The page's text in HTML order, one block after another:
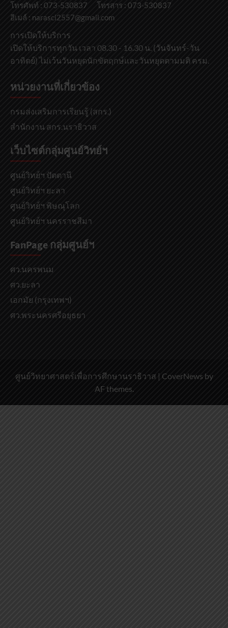
โทรศัพท์ : 073-530837 โทรสาร : 073-530837
อีเมล์ : narasci2557@gmail.com
การเปิดให้บริการ
เปิดให้บริการทุกวัน เวลา 08.30 - 16.30 น. (วันจันทร์-วัน
อาทิตย์) ไม่เว้นวันหยุดนักขัตฤกษ์และวันหยุดตามมติ ครม.
หน่วยงานที่เกี่ยวข้อง
กรมส่งเสริมการเรียนรู้ (สกร.)
สำนักงาน สกร.นราธิวาส
เว็บไซต์กลุ่มศูนย์วิทย์ฯ
ศูนย์วิทย์ฯ ปัตตานี
ศูนย์วิทย์ฯ ยะลา
ศูนย์วิทย์ฯ พิษณุโลก
ศูนย์วิทย์ฯ นครราชสีมา
FanPage กลุ่มศูนย์ฯ
ศว.นครพนม
ศว.ยะลา
เอกมัย (กรุงเทพฯ)
ศว.พระนครศรีอยุธยา
ศูนย์วิทยาศาสตร์เพื่อการศึกษานราธิวาส | CoverNews by
AF themes.